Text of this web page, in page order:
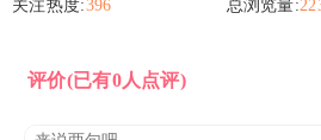
关注热度:396 总浏览量:
评价(已有0人点评)